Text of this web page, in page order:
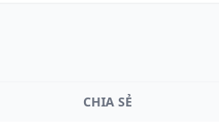
CHIA SẺ